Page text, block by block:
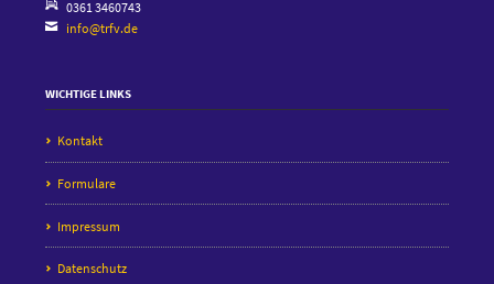
0361 3460743
info@trfv.de
WICHTIGE LINKS
Kontakt
Formulare
Impressum
Datenschutz